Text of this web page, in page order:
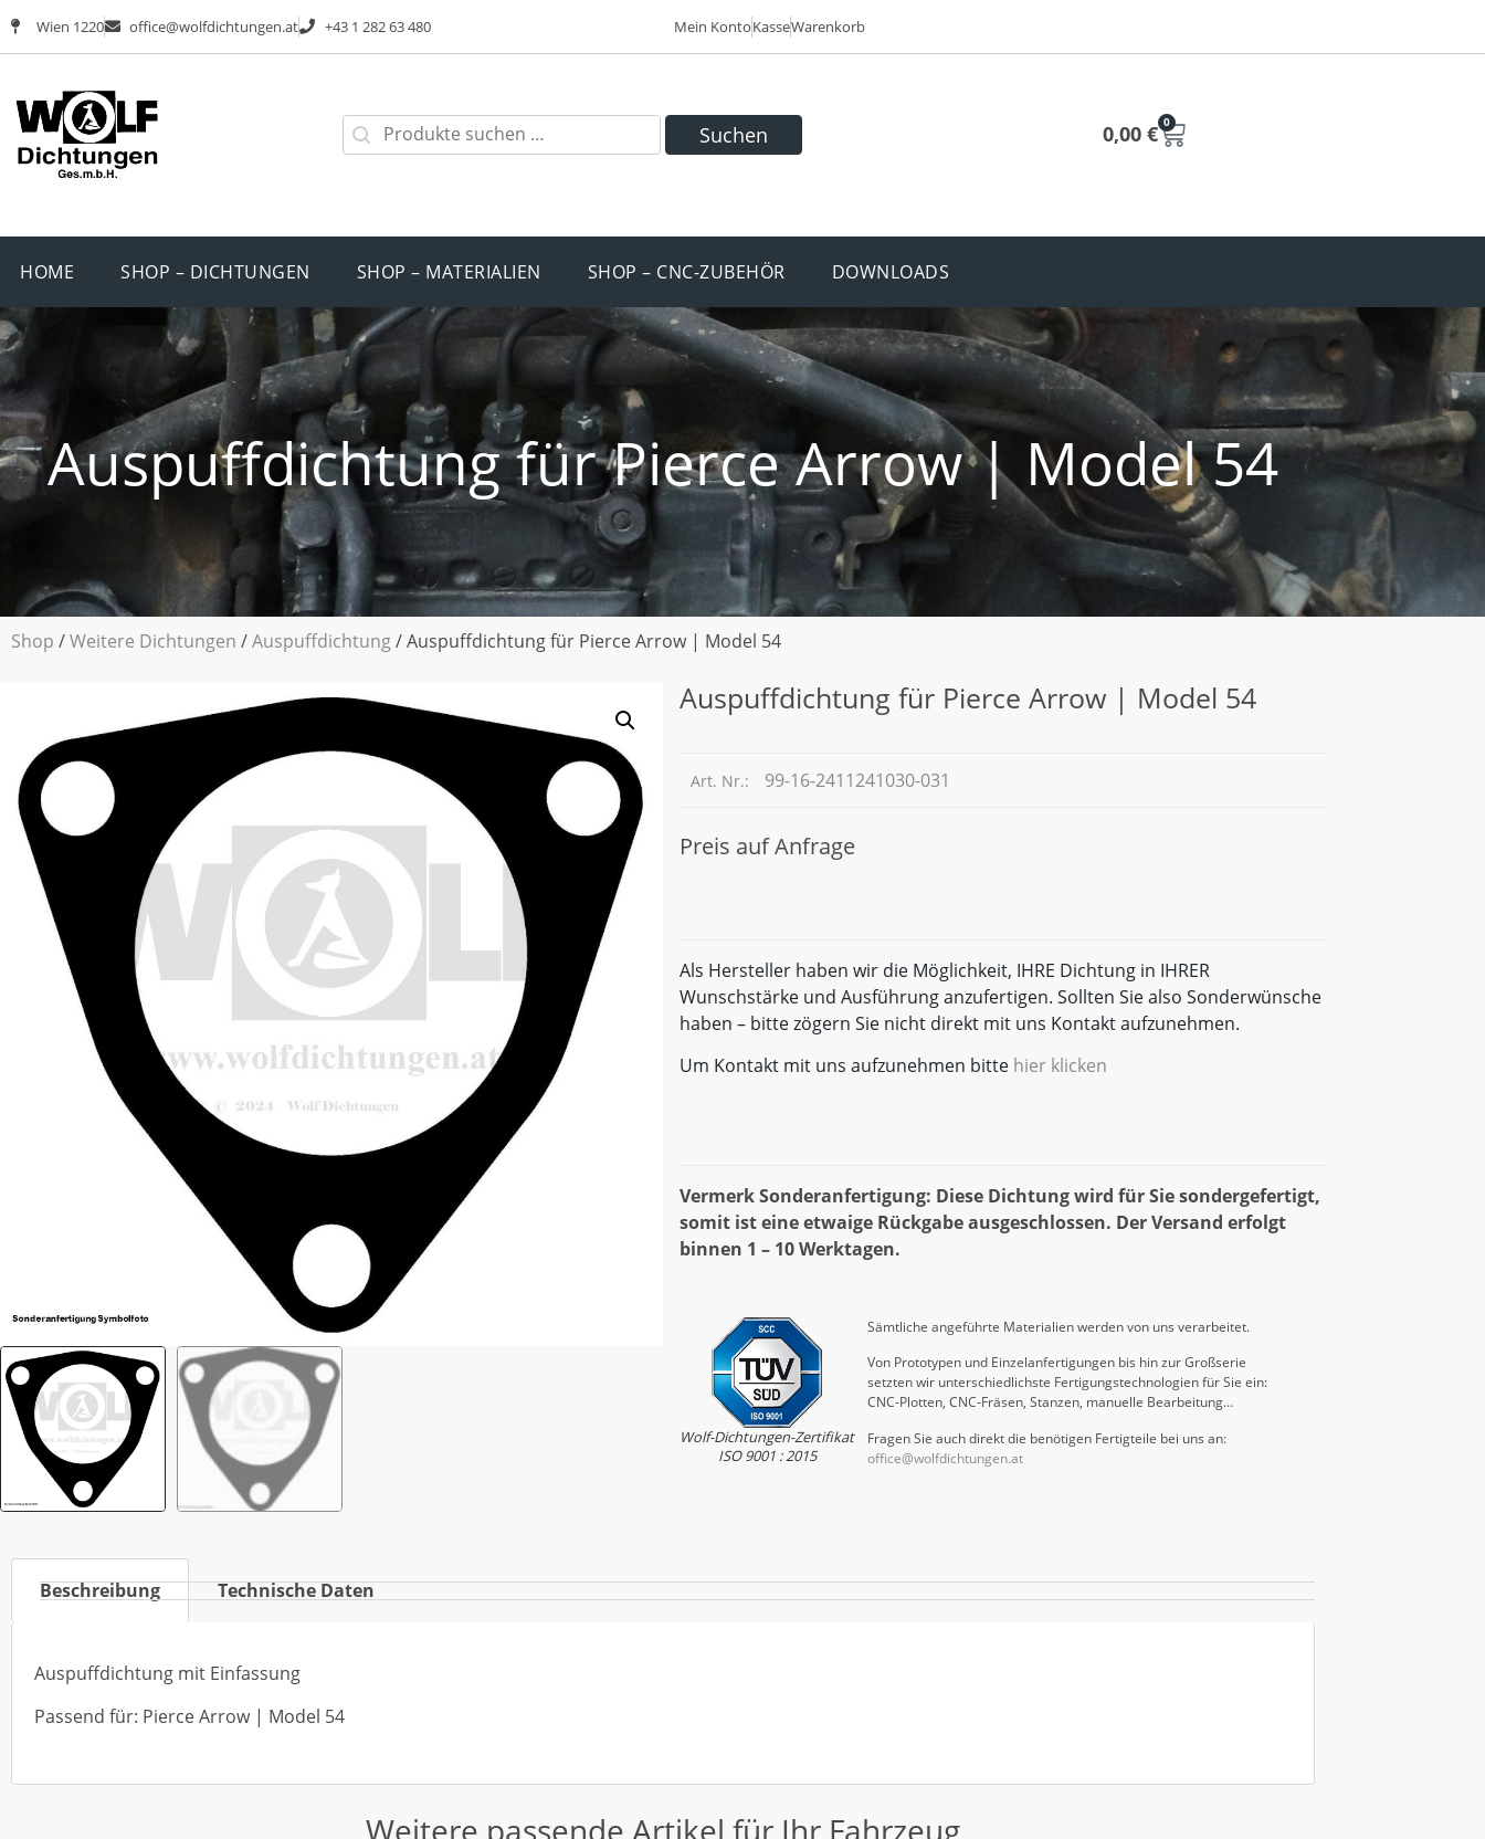
Wien 1220 office@wolfdichtungen.at +43 1 282 63 480 Mein KontoKasseWarenkorb
Suchen 0,00 € 0
HOME SHOP – DICHTUNGEN SHOP – MATERIALIEN SHOP – CNC-ZUBEHÖR DOWNLOADS
Auspuffdichtung für Pierce Arrow | Model 54
Shop /Weitere Dichtungen /Auspuffdichtung/ Auspuffdichtung für Pierce Arrow | Model 54
Auspuffdichtung für Pierce Arrow | Model 54
Art. Nr.: 99-16-2411241030-031
Preis auf Anfrage
Als Hersteller haben wir die Möglichkeit, IHRE Dichtung in IHRER
Wunschstärke und Ausführung anzufertigen. Sollten Sie also Sonderwünsche
haben – bitte zögern Sie nicht direkt mit uns Kontakt aufzunehmen.
Um Kontakt mit uns aufzunehmen bitte hier klicken
Vermerk Sonderanfertigung: Diese Dichtung wird für Sie sondergefertigt,
somit ist eine etwaige Rückgabe ausgeschlossen. Der Versand erfolgt
binnen 1 – 10 Werktagen.
Wolf-Dichtungen-Zertifikat
ISO 9001 : 2015
Sämtliche angeführte Materialien werden von uns verarbeitet.
Von Prototypen und Einzelanfertigungen bis hin zur Großserie
setzten wir unterschiedlichste Fertigungstechnologien für Sie ein:
CNC-Plotten, CNC-Fräsen, Stanzen, manuelle Bearbeitung…
Fragen Sie auch direkt die benötigen Fertigteile bei uns an:
office@wolfdichtungen.at
Beschreibung Technische Daten
Auspuffdichtung mit Einfassung
Passend für: Pierce Arrow | Model 54
Weitere passende Artikel für Ihr Fahrzeug